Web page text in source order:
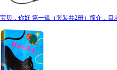
宝贝，你好 第一辑（套装共2册）简介，目